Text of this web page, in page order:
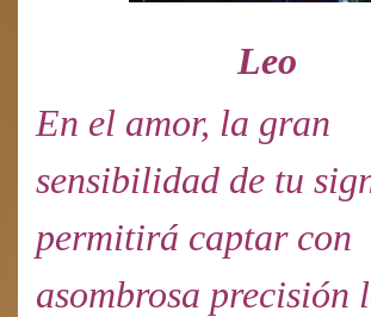
Leo
En el amor, la gran
sensibilidad de tu
permitirá captar con
asombrosa precisión